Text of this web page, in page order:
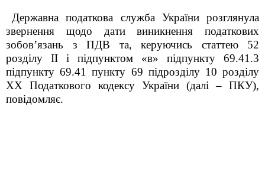
Державна податкова служба України розглянула
звернення щодо дати виникнення податкових
зобов’язань з ПДВ та, керуючись статтею 52
розділу ІІ і підпунктом «в» підпункту 69.41.3
підпункту 69.41 пункту 69 підрозділу 10 розділу
ХХ Податкового кодексу України (далі – ПКУ),
повідомляє.